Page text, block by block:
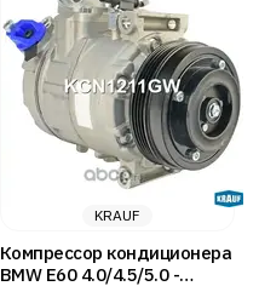
KRAUF
Компрессор кондиционера
BMW E60 4.0/4.5/5.0 -